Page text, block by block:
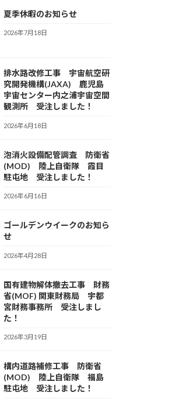
夏季休暇のお知らせ
2026年7月18日
排水路改修工事 宇宙航空研
究開発機構(JAXA) 鹿児島
宇宙センター内之浦宇宙空間
観測所 受注しました！
2026年6月18日
泡消火設備配管調査 防衛省
(MOD) 陸上自衛隊 霞目
駐屯地 受注しました！
2026年6月16日
ゴールデンウイークのお知ら
せ
2026年4月28日
国有建物解体撤去工事 財務
省(MOF) 関東財務局 宇都
宮財務事務所 受注しまし
た！
2026年3月19日
構内道路補修工事 防衛省
(MOD) 陸上自衛隊 福島
駐屯地 受注しました！